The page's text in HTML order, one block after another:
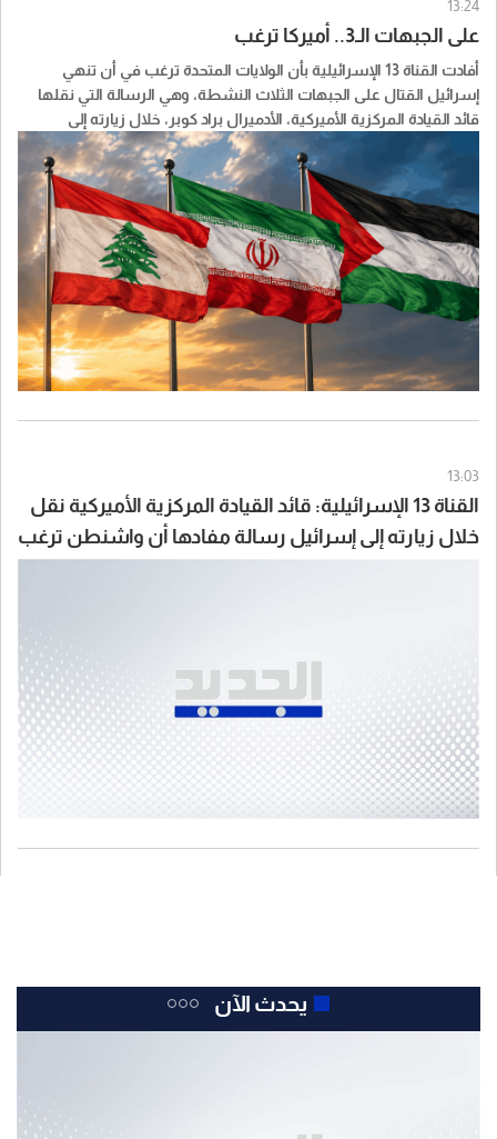
13:24
على الجبهات الـ3.. أميركا ترغب
أفادت القناة 13 الإسرائيلية بأن الولايات المتحدة ترغب في أن تنهي
إسرائيل القتال على الجبهات الثلاث النشطة، وهي الرسالة التي نقلها
قائد القيادة المركزية الأميركية، الأدميرال براد كوبر، خلال زيارته إلى
إسرائيل في عطلة نهاية الأسبوع.
وبحسب القناة، أبلغ الجيش الإسرائيلي الجانب الأميركي بأنه يحتفظ بخيار
التدخل في إيران إذا أظهرت المعلومات الاستخباراتية أن طهران تواصل
مساعيها لامتلاك أسلحة نووية وإعادة تأهيل منظومتها للصواريخ
الباليستية.
أما في لبنان، فيطالب الأميركيون الجيش الإسرائيلي بالانسحاب من نقاط
إضافية في المنطقة الأمنية جنوب البلاد، فيما يطالبون في غزة بإحراز
تقدم ودخول القوة متعددة الجنسيات، التي تضم حاليًا مئات الجنود من
المغرب وأوغندا.
الثلاث.
13:03
القناة 13 الإسرائيلية: قائد القيادة المركزية الأميركية نقل
خلال زيارته إلى إسرائيل رسالة مفادها أن واشنطن ترغب
يحدث الآن